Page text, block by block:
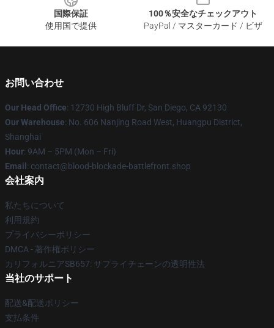
国際保証
使用国で提供
100％安全なチェックアウト
PayPal / マスターカード / ビザ
お問い合わせ
Our Head Office: 12730 High Bluff Dr, San Diego, CA 92130
Our Warehouse: No. 606 Nanjing Road West, Huangpu District,
Shanghai
Hour: 9AM – 5PM (Mon – Fri)
Email : contact@blood-blockade-battlefront.shop
会社案内
私たちについて
利用規約
プライバシーポリシー
DMCA - 著作権ポリシー
カリフォルニアSB657: サプライチェーンの透明性法
当社のサポート
配送&配送ポリシー
支払条件